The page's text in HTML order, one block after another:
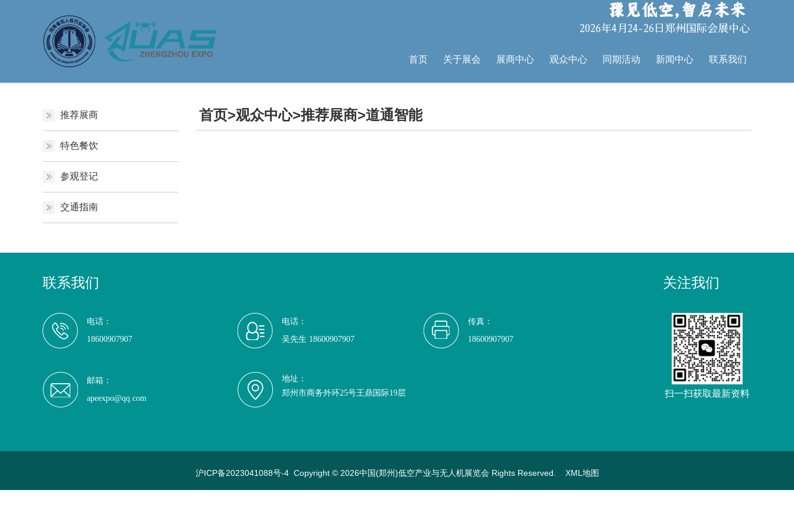
首页 关于展会 展商中心 观众中心 同期活动 新闻中心 联系我们
推荐展商
特色餐饮
参观登记
交通指南
首页>观众中心>推荐展商>道通智能
联系我们
电话：
18600907907
电话：
吴先生 18600907907
传真：
18600907907
邮箱：
apeexpo@qq.com
地址：
郑州市商务外环25号王鼎国际19层
关注我们
扫一扫获取最新资料
沪ICP备2023041088号-4Copyright © 2026中国(郑州)低空产业与无人机展览会 Rights Reserved. XML地图